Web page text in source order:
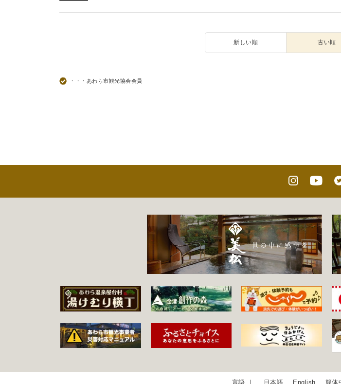
新しい順 古い順
・・・あわら市観光協会会員
日本語 English 簡体